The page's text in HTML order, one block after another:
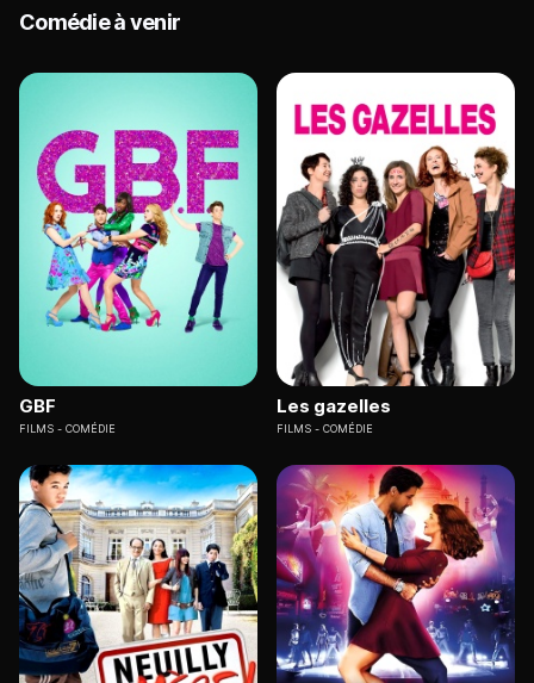
Comédie à venir
GBF
FILMS COMÉDIE
Les gazelles
FILMS COMÉDIE